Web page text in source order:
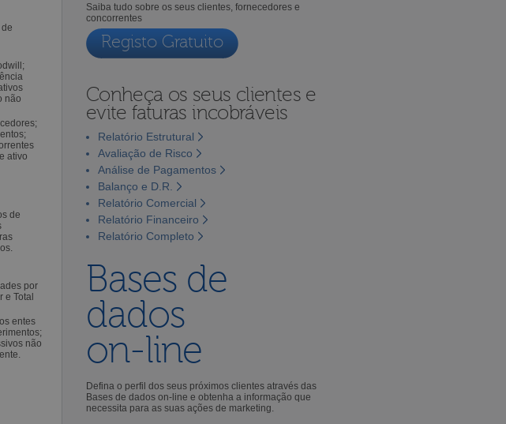
não
ativo
de
por
e Total
entes
não
Saiba tudo sobre os seus clientes, fornecedores e
concorrentes
Registo Gratuito
Conheça os seus clientes e
evite faturas incobráveis
Relatório Estrutural
Avaliação de Risco
Análise de Pagamentos
Balanço e D.R.
Relatório Comercial
Relatório Financeiro
Relatório Completo
Bases de
dados
on-line
Defina o perfil dos seus próximos clientes através das
Bases de dados on-line e obtenha a informação que
necessita para as suas ações de marketing.